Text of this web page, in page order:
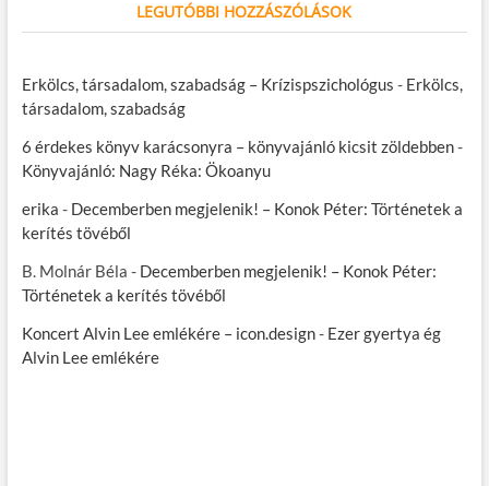
LEGUTÓBBI HOZZÁSZÓLÁSOK
Erkölcs, társadalom, szabadság – Krízispszichológus - Erkölcs,
társadalom, szabadság
6 érdekes könyv karácsonyra – könyvajánló kicsit zöldebben-
Könyvajánló: Nagy Réka: Ökoanyu
erika - Decemberben megjelenik! – Konok Péter: Történetek a
kerítés tövéből
B. Molnár Béla - Decemberben megjelenik! – Konok Péter:
Történetek a kerítés tövéből
Koncert Alvin Lee emlékére – icon.design- Ezer gyertya ég
Alvin Lee emlékére